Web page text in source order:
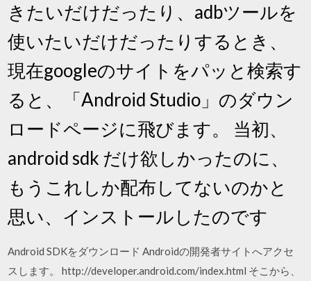
きたいだけだったり、adbツールを
使いたいだけだったりするとき、
現在googleのサイトをパッと検索す
ると、「Android Studio」のダウン
ロードページに飛びます。 当初、
android sdk だけ欲しかったのに、
もうこれしか配布してないのかと
思い、インストールしたのです
Android SDKをダウンロード Androidの開発者サイトへアクセ
スします。 http://developer.android.com/index.html そこから、